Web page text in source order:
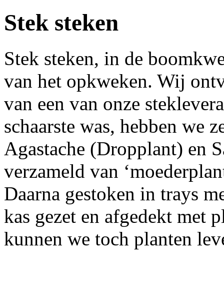
Stek steken
Stek steken, in de
van het opkweken. Wij
van een van onze
schaarste was, hebben we
Agastache (Dropplant) en
verzameld van
Daarna gestoken in trays
kas gezet en afgedekt met
kunnen we toch planten